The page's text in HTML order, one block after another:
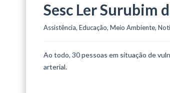
Sesc Ler Surubim
Assistência, Educação, Meio Ambiente,
Ao todo, 30 pessoas em situação de
arterial.